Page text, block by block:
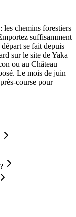
les chemins forestiers
suffisamment
se fait depuis
sur le site de Yaka
ou au Château
Le mois de juin
course pour